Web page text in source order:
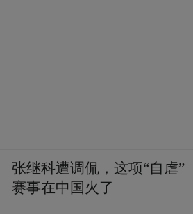
张继科遭调侃，这项“自虐”
赛事在中国火了